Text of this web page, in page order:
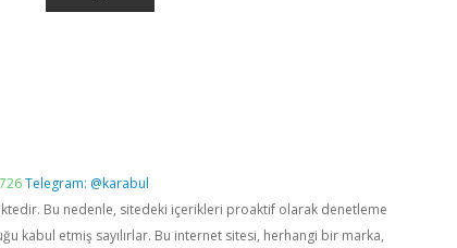
Telegram: @karabul
Bu nedenle, sitedeki içerikleri proaktif olarak denetleme
kabul etmiş sayılırlar. Bu internet sitesi, herhangi bir marka,